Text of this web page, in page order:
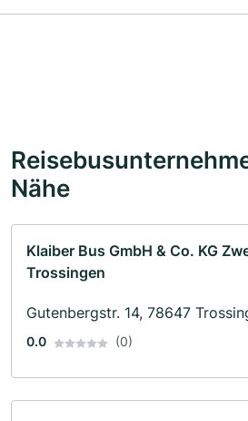
Nähe
Klaiber Bus GmbH & Co. KG
Trossingen
Gutenbergstr. 14, 78647
0.0 (0)